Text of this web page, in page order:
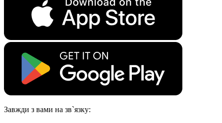
Завжди з вами на зв`язку: